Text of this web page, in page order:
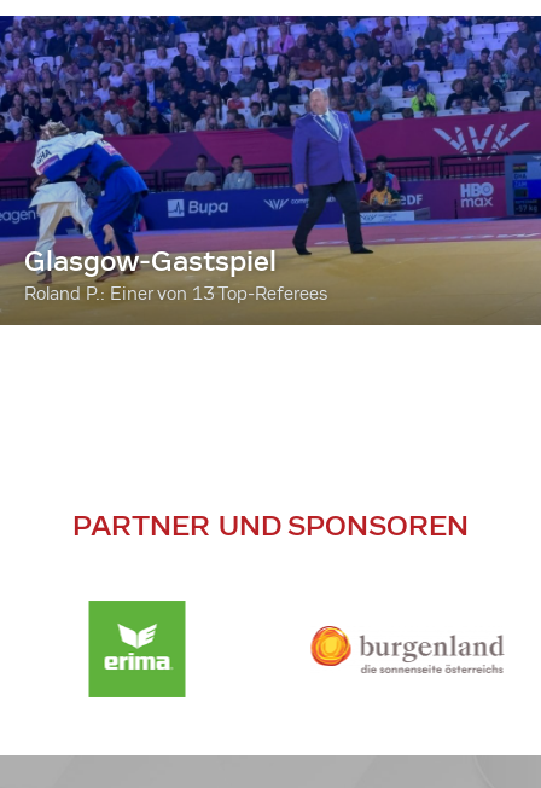
Glasgow-Gastspiel
Roland P.: Einer von 13 Top-Referees
PARTNER UND SPONSOREN